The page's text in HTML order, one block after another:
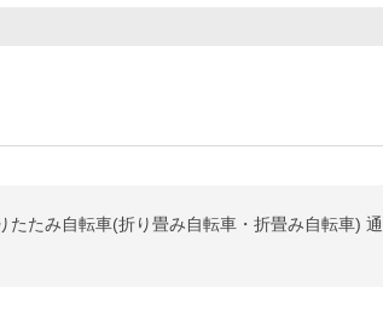
たたみ自転車(折り畳み自転車・折畳み自転車)